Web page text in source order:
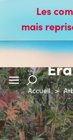
Les
mais
Accueil >